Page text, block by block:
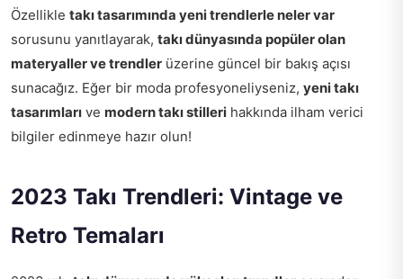
Özellikle takı tasarımında yeni trendlerle neler var
sorusunu yanıtlayarak, takı dünyasında popüler olan
materyaller ve trendler üzerine güncel bir bakış açısı
sunacağız. Eğer bir moda profesyoneliyseniz, yeni takı
tasarımları ve modern takı stilleri hakkında ilham verici
bilgiler edinmeye hazır olun!
2023 Takı Trendleri: Vintage ve
Retro Temaları